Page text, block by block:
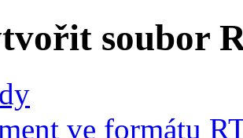
soubor
ve formátu